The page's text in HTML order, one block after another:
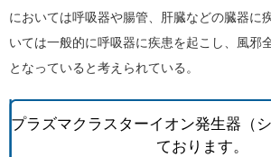
においては呼吸器や腸管、肝臓などの臓器に
いては一般的に呼吸器に疾患を起こし、風邪
となっていると考えられている。
プラズマクラスターイオン発生器（
ております。